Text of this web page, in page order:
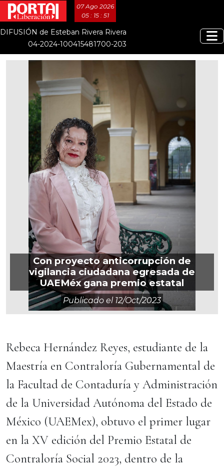
07 Ago 2026
05 : 15 : 52
DIFUSIÓN de Esteban Rivera Rivera
04-2024-100415481700-203
Con proyecto anticorrupción de
vigilancia ciudadana egresada de
UAEMéx gana premio estatal
Publicado el 12/oct/2023
Rebeca Hernández Reyes, estudiante de la
Maestría en Contraloría Gubernamental de
la Facultad de Contaduría y Administración
de la Universidad Autónoma del Estado de
México (UAEMex), obtuvo el primer lugar
en la XV edición del Premio Estatal de
Contraloría Social 2023, dentro de la